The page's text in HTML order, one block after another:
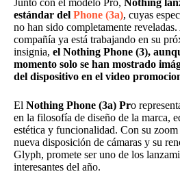
Junto con el modelo Pro, Nothing
estándar del Phone (3a), cuyas
no han sido completamente reveladas.
compañía ya está trabajando en su
insignia, el Nothing Phone (3),
momento solo se han mostrado
del dispositivo en el video
El Nothing Phone (3a) Pro
en la filosofía de diseño de la marca,
estética y funcionalidad. Con su
nueva disposición de cámaras y su
Glyph, promete ser uno de los
interesantes del año.